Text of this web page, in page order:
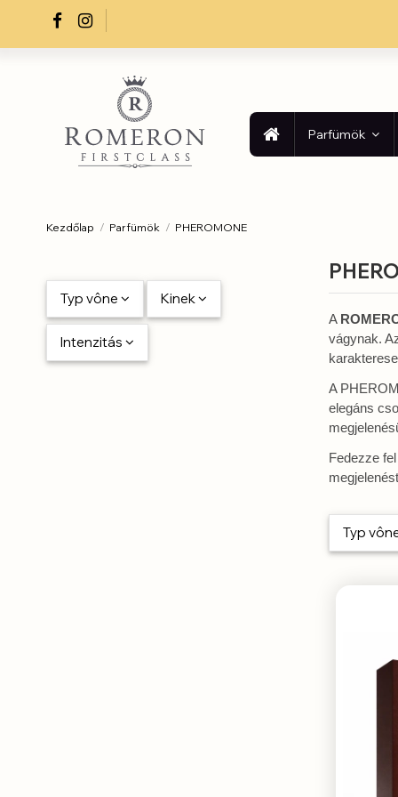
Parfümök
Kezdőlap Parfümök PHEROMONE
A
vágynak.
A
elegáns
Fedezze
Typ
Typ vône Kinek
Intenzitás